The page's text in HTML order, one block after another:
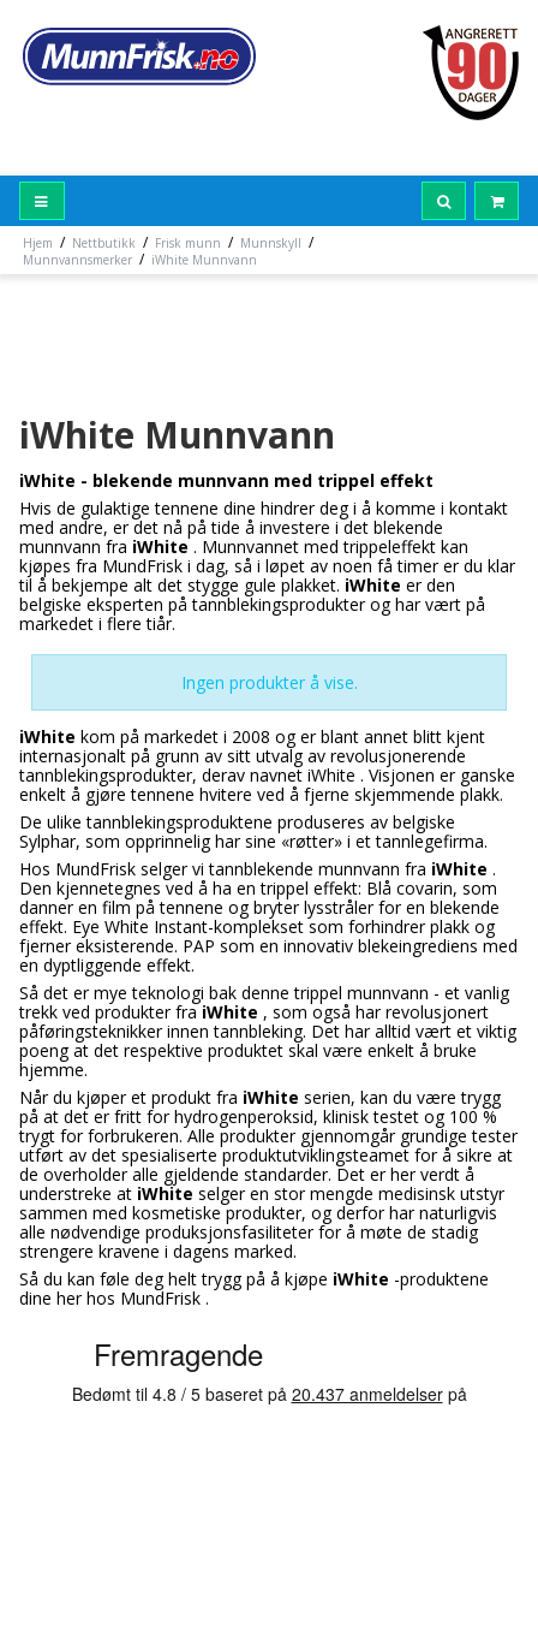
Hjem / Nettbutikk / Frisk munn / Munnskyll /
Munnvannsmerker / iWhite Munnvann
iWhite Munnvann
iWhite - blekende munnvann med trippel effekt
Hvis de gulaktige tennene dine hindrer deg i å komme i kontakt
med andre, er det nå på tide å investere i det blekende
munnvann fra iWhite . Munnvannet med trippeleffekt kan
kjøpes fra MundFrisk i dag, så i løpet av noen få timer er du klar
til å bekjempe alt det stygge gule plakket. iWhite er den
belgiske eksperten på tannblekingsprodukter og har vært på
markedet i flere tiår.
Ingen produkter å vise.
iWhite kom på markedet i 2008 og er blant annet blitt kjent
internasjonalt på grunn av sitt utvalg av revolusjonerende
tannblekingsprodukter, derav navnet iWhite . Visjonen er ganske
enkelt å gjøre tennene hvitere ved å fjerne skjemmende plakk.
De ulike tannblekingsproduktene produseres av belgiske
Sylphar, som opprinnelig har sine «røtter» i et tannlegefirma.
Hos MundFrisk selger vi tannblekende munnvann fra iWhite .
Den kjennetegnes ved å ha en trippel effekt: Blå covarin, som
danner en film på tennene og bryter lysstråler for en blekende
effekt. Eye White Instant-komplekset som forhindrer plakk og
fjerner eksisterende. PAP som en innovativ blekeingrediens med
en dyptliggende effekt.
Så det er mye teknologi bak denne trippel munnvann - et vanlig
trekk ved produkter fra iWhite , som også har revolusjonert
påføringsteknikker innen tannbleking. Det har alltid vært et viktig
poeng at det respektive produktet skal være enkelt å bruke
hjemme.
Når du kjøper et produkt fra iWhite serien, kan du være trygg
på at det er fritt for hydrogenperoksid, klinisk testet og 100 %
trygt for forbrukeren. Alle produkter gjennomgår grundige tester
utført av det spesialiserte produktutviklingsteamet for å sikre at
de overholder alle gjeldende standarder. Det er her verdt å
understreke at iWhite selger en stor mengde medisinsk utstyr
sammen med kosmetiske produkter, og derfor har naturligvis
alle nødvendige produksjonsfasiliteter for å møte de stadig
strengere kravene i dagens marked.
Så du kan føle deg helt trygg på å kjøpe iWhite -produktene
dine her hos MundFrisk .